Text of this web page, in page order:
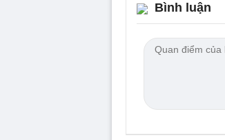
Bình luận